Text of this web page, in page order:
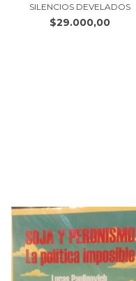
SILENCIOS DEVELADOS
$29.000,00